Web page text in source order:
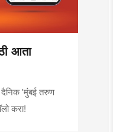
आता
दैनिक 'मुंबई तरुण
करा!